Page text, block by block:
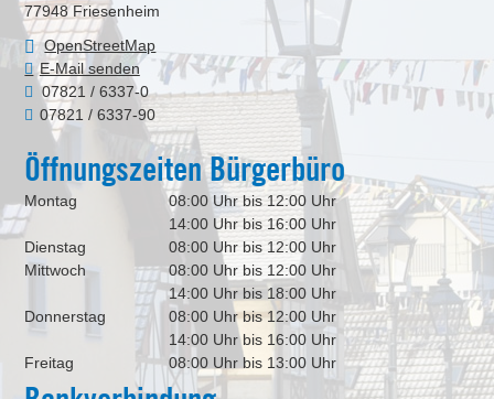
77948 Friesenheim
OpenStreetMap
E-Mail senden
07821 / 6337-0
07821 / 6337-90
Öffnungszeiten Bürgerbüro
Montag
08:00 Uhr bis 12:00 Uhr
14:00 Uhr bis 16:00 Uhr
Dienstag
08:00 Uhr bis 12:00 Uhr
Mittwoch
08:00 Uhr bis 12:00 Uhr
14:00 Uhr bis 18:00 Uhr
Donnerstag
08:00 Uhr bis 12:00 Uhr
14:00 Uhr bis 16:00 Uhr
Freitag
08:00 Uhr bis 13:00 Uhr